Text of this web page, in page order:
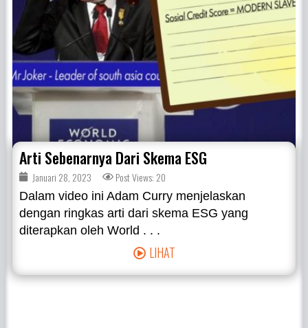
Arti Sebenarnya Dari Skema ESG
Januari 28, 2023 Post Views: 20
Dalam video ini Adam Curry menjelaskan
dengan ringkas arti dari skema ESG yang
diterapkan oleh World . . .
LIHAT